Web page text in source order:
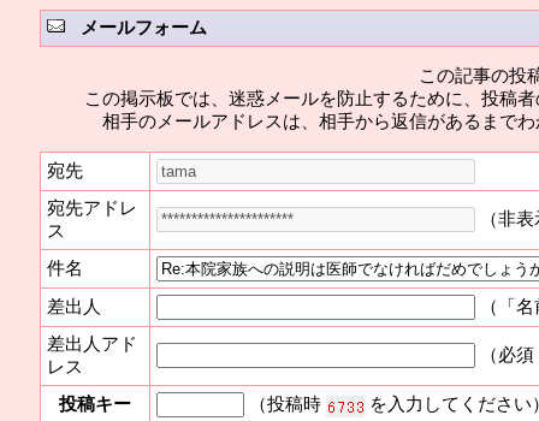
メールフォーム
この記事の投
この掲示板では、迷惑メールを防止するために、投稿
相手のメールアドレスは、相手から返信があるまで
宛先
宛先アドレ
ス
（非
件名
差出人
（「
差出人アド
レス
（必
投稿キー （投稿時 を入力してください